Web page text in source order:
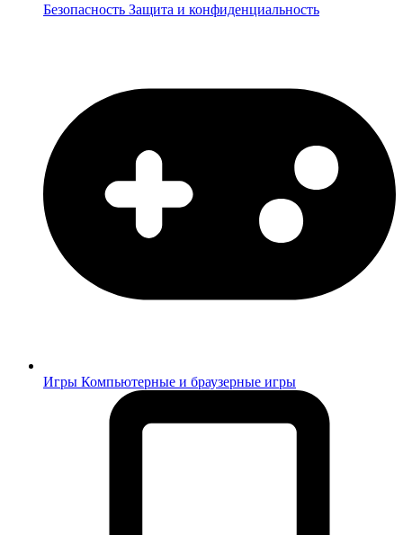
Безопасность Защита и конфиденциальность
Игры Компьютерные и браузерные игры